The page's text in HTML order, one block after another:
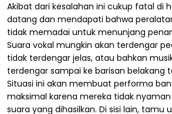
Akibat dari kesalahan ini cukup fatal di
datang dan mendapati bahwa
tidak memadai untuk menunjang
Suara vokal mungkin akan terdengar
tidak terdengar jelas, atau bahkan
terdengar sampai ke barisan belakang
Situasi ini akan membuat performa
maksimal karena mereka tidak
suara yang dihasilkan. Di sisi lain, tamu